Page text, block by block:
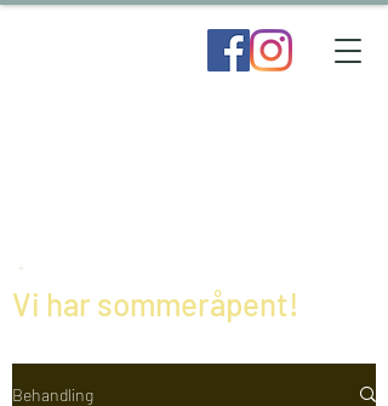
Vi har sommeråpent!
Behandling